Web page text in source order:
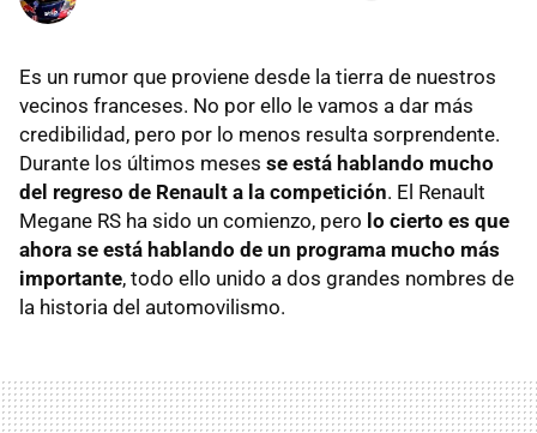
Es un rumor que proviene desde la tierra de nuestros
vecinos franceses. No por ello le vamos a dar más
credibilidad, pero por lo menos resulta sorprendente.
Durante los últimos meses se está hablando mucho
del regreso de Renault a la competición. El Renault
Megane RS ha sido un comienzo, pero lo cierto es que
ahora se está hablando de un programa mucho más
importante, todo ello unido a dos grandes nombres de
la historia del automovilismo.